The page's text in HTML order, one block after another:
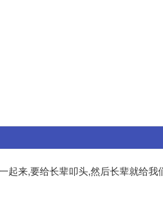
来,要给长辈叩头,然后长辈就给我